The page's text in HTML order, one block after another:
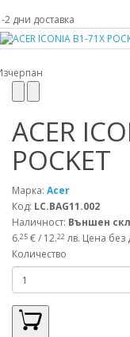
2 дни доставка
ACER
POCKET
Марка: Acer
Код: LC.BAG11.002
Наличност: Външен
6.25 € / 12.22 лв. Цена без
Количество